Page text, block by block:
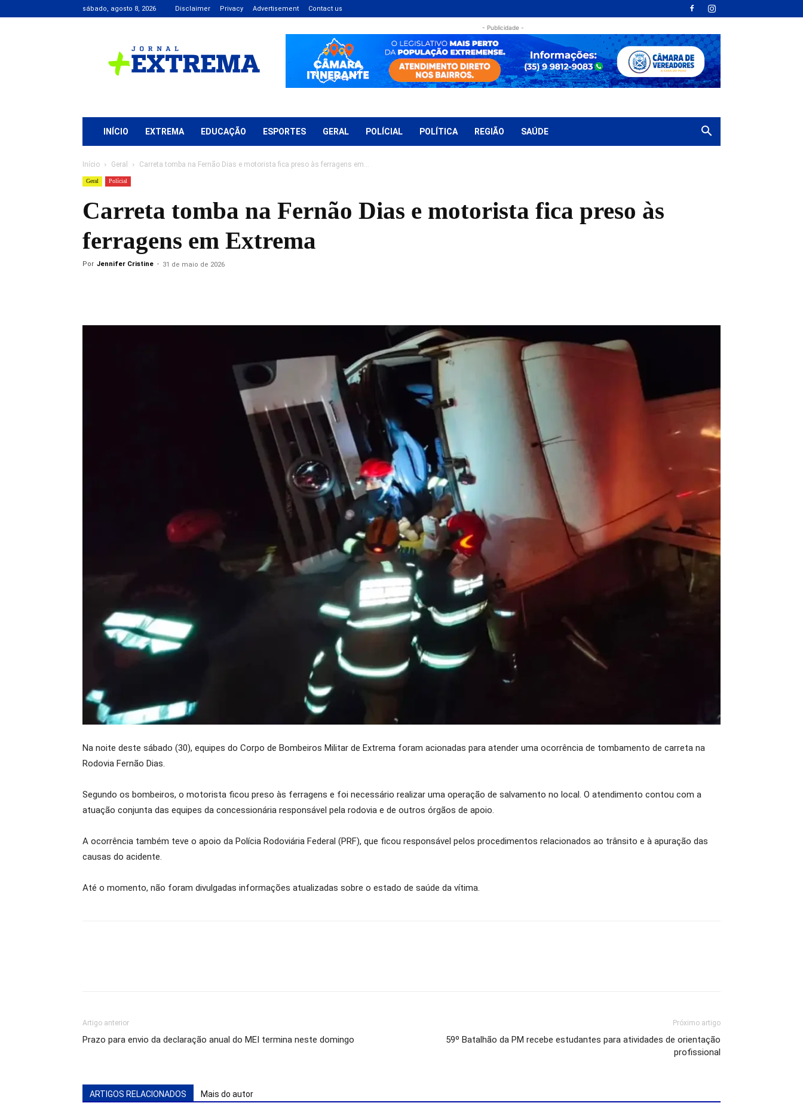
sábado, agosto 8, 2026 Disclaimer Privacy Advertisement Contact us
Extrema
- Publicidade -
INÍCIO EXTREMA EDUCAÇÃO ESPORTES GERAL POLÍCIAL POLÍTICA REGIÃO SAÚDE
Início Geral Carreta tomba na Fernão Dias e motorista fica preso às ferragens em...
Geral Polícial
Carreta tomba na Fernão Dias e motorista fica preso às
ferragens em Extrema
Por Jennifer Cristine - 31 de maio de 2026
Na noite deste sábado (30), equipes do Corpo de Bombeiros Militar de Extrema foram acionadas para atender uma ocorrência de tombamento de carreta na
Rodovia Fernão Dias.
Segundo os bombeiros, o motorista ficou preso às ferragens e foi necessário realizar uma operação de salvamento no local. O atendimento contou com a
atuação conjunta das equipes da concessionária responsável pela rodovia e de outros órgãos de apoio.
A ocorrência também teve o apoio da Polícia Rodoviária Federal (PRF), que ficou responsável pelos procedimentos relacionados ao trânsito e à apuração das
causas do acidente.
Até o momento, não foram divulgadas informações atualizadas sobre o estado de saúde da vítima.
Artigo anterior
Prazo para envio da declaração anual do MEI termina neste domingo
Próximo artigo
59º Batalhão da PM recebe estudantes para atividades de orientação
profissional
ARTIGOS RELACIONADOS Mais do autor